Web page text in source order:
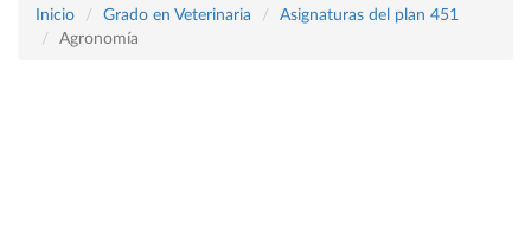
Inicio Grado en Veterinaria
Asignaturas del plan 451
Agronomía